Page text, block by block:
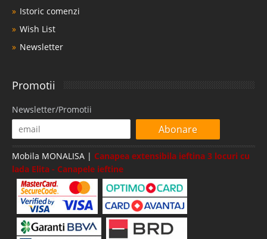
Istoric comenzi
Wish List
Newsletter
Promotii
Newsletter/Promotii
Abonare
Mobila MONALISA | Canapea extensibila ieftina 3 locuri cu
lada Elita - Canapele ieftine